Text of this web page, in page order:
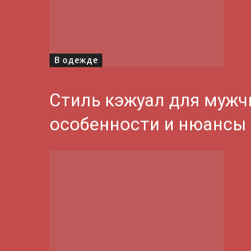
В одежде
Стиль кэжуал для
особенности и нюансы